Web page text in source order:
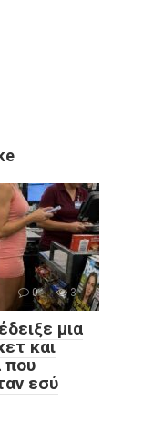
0 3
μια
και
που
εσύ